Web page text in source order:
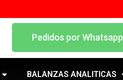
Pedidos por Whatsapp
BALANZAS ANALITICAS